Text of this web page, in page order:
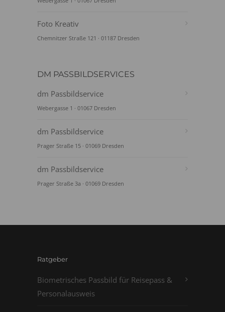
Foto Kreativ
Chemnitzer Straße 121 · 01187 Dresden
DM PASSBILDSERVICES
dm Passbildservice
Webergasse 1 · 01067 Dresden
dm Passbildservice
Prager Straße 15 · 01069 Dresden
dm Passbildservice
Prager Straße 3a · 01069 Dresden
Ratgeber
Biometrisches Passbild für Reisepass &
Personalausweis